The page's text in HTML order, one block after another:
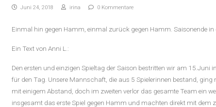
Juni 24, 2018 irina 0 Kommentare
Einmal hin gegen Hamm, einmal zurück gegen Hamm. Saisonende in
Ein Text von Anni L.:
Den ersten und einzigen Spieltag der Saison bestritten wir am 15.Juni
für den Tag. Unsere Mannschaft, die aus 5 Spielerinnen bestand, ging
mit einigem Abstand, doch im zweiten verlor das gesamte Team ein
insgesamt das erste Spiel gegen Hamm und machten direkt mit dem